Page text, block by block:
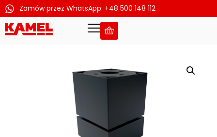
Przejdź
Zamów przez WhatsApp: +48 500 148 112